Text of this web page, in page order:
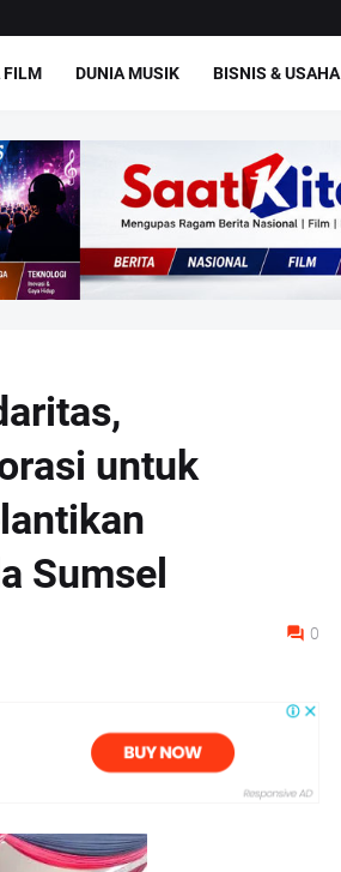
FILM DUNIA MUSIK BISNIS & USAHA
untuk
Sumsel
0